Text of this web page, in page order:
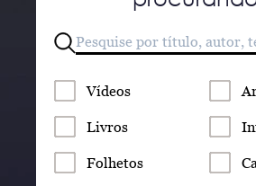
Vídeos
Livros
Folhetos